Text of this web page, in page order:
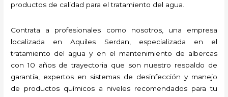
productos de calidad para el tratamiento del agua.
Contrata a profesionales como nosotros, una empresa
localizada en Aquiles Serdan, especializada en el
tratamiento del agua y en el mantenimiento de albercas
con 10 años de trayectoria que son nuestro respaldo de
garantía, expertos en sistemas de desinfección y manejo
de productos químicos a niveles recomendados para tu